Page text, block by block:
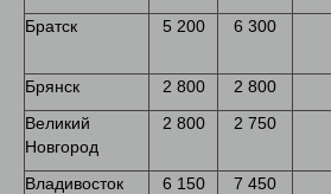
Братск
5 200 6 300
Брянск 2 800 2 800
Великий
Новгород
2 800 2 750
Владивосток 6 150 7 450